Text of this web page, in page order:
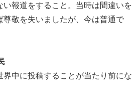
い報道をすること。当時は間違いを
尊敬を失いましたが、今は普通で
界中に投稿することが当たり前にな